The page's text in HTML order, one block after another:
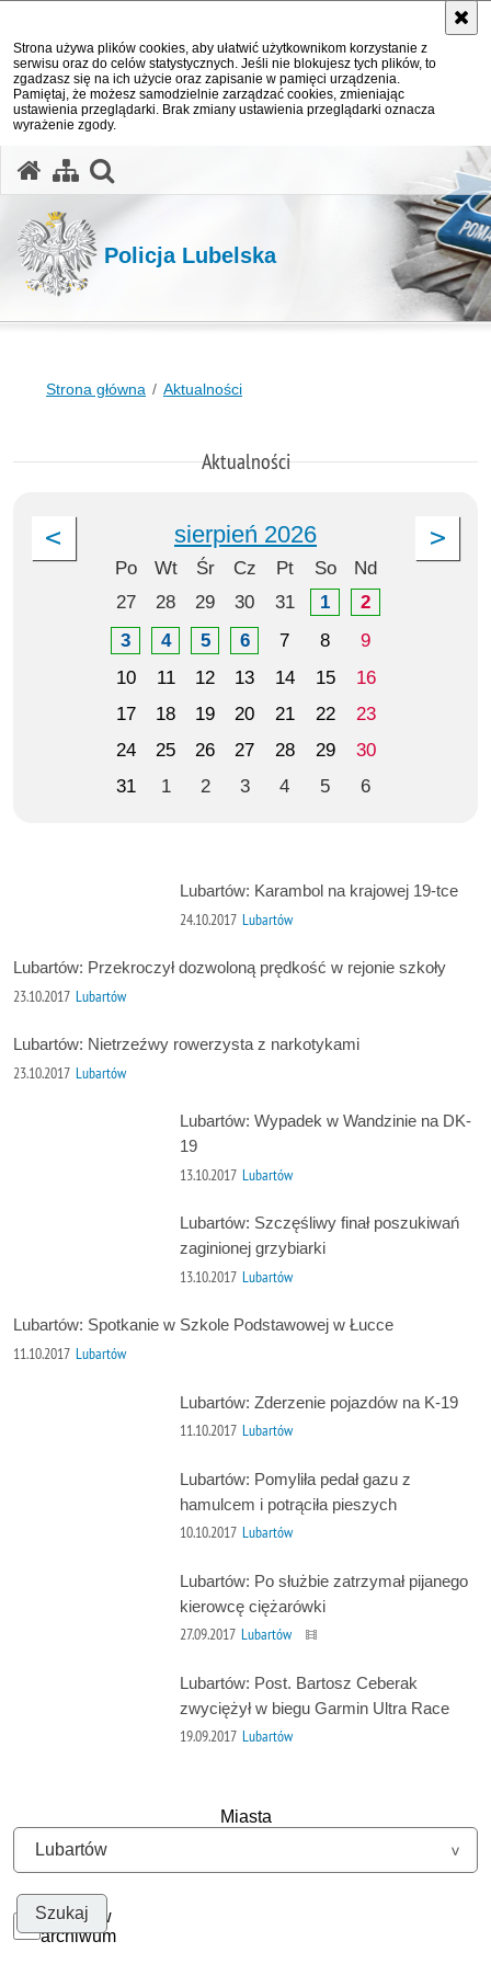
Strona używa plików cookies, aby ułatwić użytkownikom korzystanie z
serwisu oraz do celów statystycznych. Jeśli nie blokujesz tych plików, to
zgadzasz się na ich użycie oraz zapisanie w pamięci urządzenia.
Pamiętaj, że możesz samodzielnie zarządzać cookies, zmieniając
ustawienia przeglądarki. Brak zmiany ustawienia przeglądarki oznacza
wyrażenie zgody.
Policja Lubelska
Strona główna Aktualności
Aktualności
sierpień 2026
Po Wt Śr Cz Pt So
Nd
27
28 29 30 31 1
2
3
4 5 6 7 8
9
10
11 12 13 14 15
16
17
18 19 20 21 22
23
24
25 26 27 28 29
30
31
1 2 3 4 5 6
Lubartów: Karambol na krajowej 19-tce
24.10.2017 Lubartów
Lubartów: Przekroczył dozwoloną prędkość w rejonie szkoły
23.10.2017 Lubartów
Lubartów: Nietrzeźwy rowerzysta z narkotykami
23.10.2017 Lubartów
Lubartów: Wypadek w Wandzinie na DK-
19
13.10.2017 Lubartów
Lubartów: Szczęśliwy finał poszukiwań
zaginionej grzybiarki
13.10.2017 Lubartów
Lubartów: Spotkanie w Szkole Podstawowej w Łucce
11.10.2017 Lubartów
Lubartów: Zderzenie pojazdów na K-19
11.10.2017 Lubartów
Lubartów: Pomyliła pedał gazu z
hamulcem i potrąciła pieszych
10.10.2017 Lubartów
Lubartów: Po służbie zatrzymał pijanego
kierowcę ciężarówki
27.09.2017 Lubartów
Lubartów: Post. Bartosz Ceberak
zwyciężył w biegu Garmin Ultra Race
19.09.2017 Lubartów
Miasta
Szukaj w
archiwum